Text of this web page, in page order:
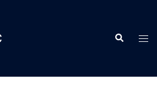
narzędzi